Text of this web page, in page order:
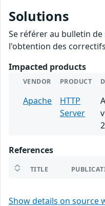
Solutions
Se référer au bulletin
l'obtention des
Impacted products
VENDOR PRODUCT
Apache
HTTP
Server
References
TITLE
Show details on source